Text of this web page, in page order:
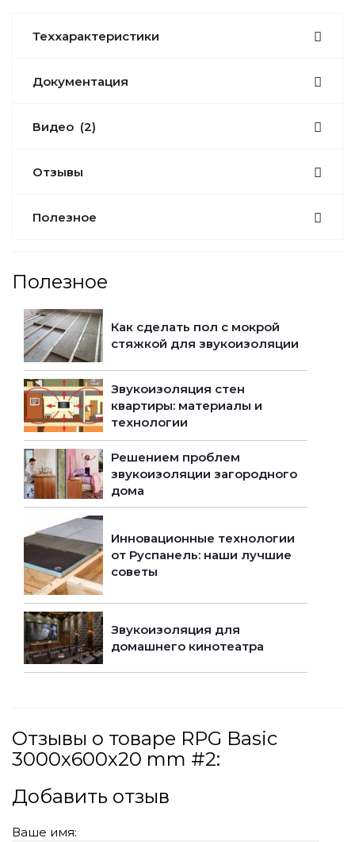
Теххарактеристики
Документация
Видео (2)
Отзывы
Полезное
Полезное
Как сделать пол с мокрой
стяжкой для звукоизоляции
Звукоизоляция стен
квартиры: материалы и
технологии
Решением проблем
звукоизоляции загородного
дома
Инновационные технологии
от Руспанель: наши лучшие
советы
Звукоизоляция для
домашнего кинотеатра
Отзывы о товаре RPG Basic
3000х600х20 mm #2:
Добавить отзыв
Ваше имя: